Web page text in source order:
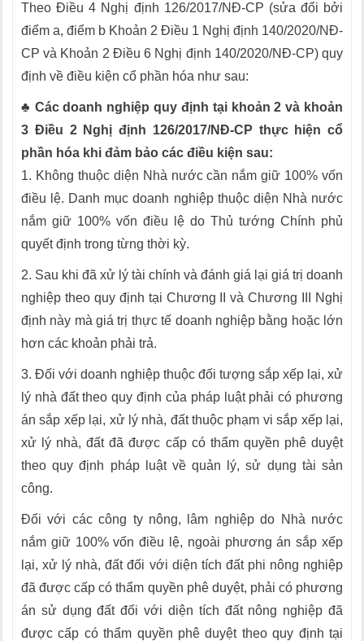
Theo Điều 4 Nghị định 126/2017/NĐ-CP (sửa đổi bởi
điểm a, điểm b Khoản 2 Điều 1 Nghị định 140/2020/NĐ-
CP và Khoản 2 Điều 6 Nghị định 140/2020/NĐ-CP) quy
định về điều kiện cổ phần hóa như sau:
♣ Các doanh nghiệp quy định tại khoản 2 và khoản
3 Điều 2 Nghị định 126/2017/NĐ-CP thực hiện cổ
phần hóa khi đảm bảo các điều kiện sau:
1. Không thuộc diện Nhà nước cần nắm giữ 100% vốn
điều lệ. Danh mục doanh nghiệp thuộc diện Nhà nước
nắm giữ 100% vốn điều lệ do Thủ tướng Chính phủ
quyết định trong từng thời kỳ.
2. Sau khi đã xử lý tài chính và đánh giá lại giá trị doanh
nghiệp theo quy định tại Chương II và Chương III Nghị
định này mà giá trị thực tế doanh nghiệp bằng hoặc lớn
hơn các khoản phải trả.
3. Đối với doanh nghiệp thuộc đối tượng sắp xếp lại, xử
lý nhà đất theo quy định của pháp luật phải có phương
án sắp xếp lại, xử lý nhà, đất thuộc phạm vi sắp xếp lại,
xử lý nhà, đất đã được cấp có thẩm quyền phê duyệt
theo quy định pháp luật về quản lý, sử dụng tài sản
công.
Đối với các công ty nông, lâm nghiệp do Nhà nước
nắm giữ 100% vốn điều lệ, ngoài phương án sắp xếp
lại, xử lý nhà, đất đối với diện tích đất phi nông nghiệp
đã được cấp có thẩm quyền phê duyệt, phải có phương
án sử dụng đất đối với diện tích đất nông nghiệp đã
được cấp có thẩm quyền phê duyệt theo quy định tại